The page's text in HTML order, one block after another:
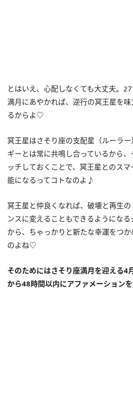
とはいえ、心配しなくても大丈夫。 27
満月にあやかれば、逆行の冥王星を
るからよ♡
冥王星はさそり座の支配星（ルーラ
ギーとは常に共鳴し合っているから
ッチしておくことで、冥王星とのス
能になるってコトなのよ♪
冥王星と仲良くなれば、破壊と再生
ンスに変えることもできるようにな
から、ちゃっかりと新たな幸運をつ
のよね♡
そのためにはさそり座満月を迎える4
から48時間以内にアファメーションを